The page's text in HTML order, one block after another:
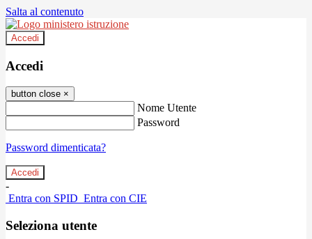
Salta al contenuto
Accedi
Accedi
button close ×
Nome Utente
Password
Password dimenticata?
-
Entra con SPID Entra con CIE
Seleziona utente